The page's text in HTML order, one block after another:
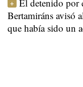
El detenido por
Bertamiráns avisó
que había sido un